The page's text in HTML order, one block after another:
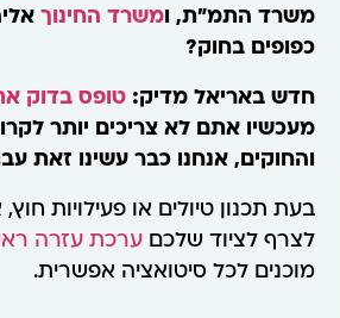
משרד התמ"ת, ומשרד החינוך
כפופים בחוק?
חדש באריאל מדיק:טופס בדוק
מעכשיו אתם לא צריכים יותר
והחוקים, אנחנו כבר עשינו זאת
בעת תכנון טיולים או פעילויות
לצרף לציוד שלכםערכת עזרה
מוכנים לכל סיטואציה אפשרית.